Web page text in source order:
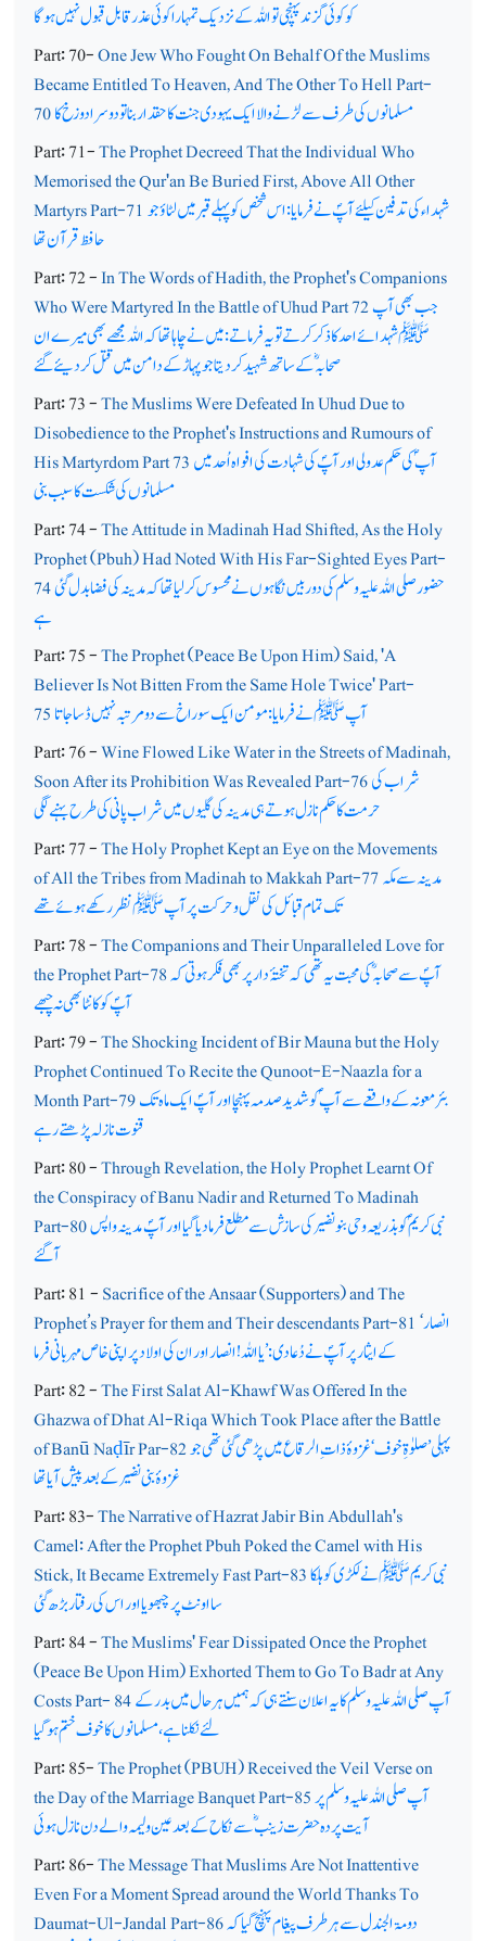
کو کوئی گزند پہنچی تو اللہ کے نزدیک تمہارا کوئی عذر قابل قبول نہیں ہوگا
Part: 70-One Jew Who Fought On Behalf Of the Muslims
Became Entitled To Heaven, And The Other To Hell Part-
70مسلمانوں کی طرف سےلڑنے والا ایک یہودی جنت کا حقدار بنا تو دوسرا دوزخ کا
Part: 71-The Prophet Decreed That the Individual Who
Memorised the Qur'an Be Buried First, Above All Other
Martyrs Part-71شہداء کی تدفین کیلئے آپؐ نے فرمایا: اس شخص کو پہلے قبر میں لٹاؤ جو
حافظ قرآن تھا
Part: 72 -In The Words of Hadith, the Prophet's Companions
Who Were Martyred In the Battle of Uhud Part 72جب بھی آپ
ﷺ شہدائے احد کا ذکر کرتے تو یہ فرماتے: میں نے چاہا تھا کہ اللہ مجھے بھی میرے ان
صحابہؓ کے ساتھ شہید کردیتا جو پہاڑ کے دامن میں قتل کردیئے گئے
Part: 73 -The Muslims Were Defeated In Uhud Due to
Disobedience to the Prophet's Instructions and Rumours of
His Martyrdom Part 73آپ ؐ کی حکم عدولی اور آپؐ کی شہادت کی افواہ اُحد میں
مسلمانوں کی شکست کا سبب بنی
Part: 74 -The Attitude in Madinah Had Shifted, As the Holy
Prophet (Pbuh) Had Noted With His Far-Sighted Eyes Part-
74حضور صلی اللہ علیہ وسلم کی دوربیں نگاہوں نے محسوس کرلیا تھا کہ مدینہ کی فضا بدل گئی
ہے
Part: 75 -The Prophet (Peace Be Upon Him) Said, 'A
Believer Is Not Bitten From the Same Hole Twice' Part-
75آپﷺ نے فرمایا: مومن ایک سوراخ سے دو مرتبہ نہیں ڈسا جاتا
Part: 76 -Wine Flowed Like Water in the Streets of Madinah,
Soon After its Prohibition Was Revealed Part-76شراب کی
حرمت کا حکم نازل ہوتے ہی مدینہ کی گلیوں میں شراب پانی کی طرح بہنے لگی
Part: 77 -The Holy Prophet Kept an Eye on the Movements
of All the Tribes from Madinah to Makkah Part-77مدینہ سے مکہ
تک تمام قبائل کی نقل وحرکت پرآپ ﷺ نظر رکھے ہوئے تھے
Part: 78 -The Companions and Their Unparalleled Love for
the Prophet Part-78آپؐ سے صحابہؓ کی محبت یہ تھی کہ تختۂ دار پر بھی فکر ہوتی کہ
آپؐ کو کانٹا بھی نہ چبھے
Part: 79 -The Shocking Incident of Bir Mauna but the Holy
Prophet Continued To Recite the Qunoot-E-Naazla for a
Month Part-79بئر معونہ کے واقعے سے آپ ؐ کو شدید صدمہ پہنچا اور آپؐ ایک ماہ تک
قنوت نازلہ پڑھتے رہے
Part: 80 -Through Revelation, the Holy Prophet Learnt Of
the Conspiracy of Banu Nadir and Returned To Madinah
Part-80نبی کریم ؐکو بذریعہ وحی بنونضیر کی سازش سے مطلع فرما دیا گیا اور آپؐ مدینہ واپس
آگئے
Part: 81 -Sacrifice of the Ansaar (Supporters) and The
Prophet’s Prayer for them and Their descendants Part-81 ‘انصار
کے ایثار پر آپؐ نے دُعا دی:’ یا اللہ! انصار اور ان کی اولاد پر اپنی خاص مہربانی فرما
Part: 82 -The First Salat Al-Khawf Was Offered In the
Ghazwa of Dhat Al-Riqa Which Took Place after the Battle
of Banū Naḍīr Par-82پہلی’ صلوٰۃِ خوف ‘ غزوۂ ذات ِ الرقاع میں پڑھی گئی تھی جو
غزوۂ بنی نضیر کے بعد پیش آیا تھا
Part: 83-The Narrative of Hazrat Jabir Bin Abdullah's
Camel: After the Prophet Pbuh Poked the Camel with His
Stick, It Became Extremely Fast Part-83نبی کریم ﷺنے لکڑی کو ہلکا
سا اونٹ پر چبھویا اور اس کی رفتار بڑھ گئی
Part: 84 -The Muslims' Fear Dissipated Once the Prophet
(Peace Be Upon Him) Exhorted Them to Go To Badr at Any
Costs Part- 84آپ صلی اللہ علیہ وسلم کا یہ اعلان سنتے ہی کہ ہمیں ہر حال میں بدر کے
لئے نکلنا ہے،مسلمانوں کا خوف ختم ہوگیا
Part: 85-The Prophet (PBUH) Received the Veil Verse on
the Day of the Marriage Banquet Part-85آپ صلی اللہ علیہ وسلم پر
آیت پردہ حضرت زینبؓ سے نکاح کے بعد عین ولیمہ والے دن نازل ہوئی
Part: 86-The Message That Muslims Are Not Inattentive
Even For a Moment Spread around the World Thanks To
Daumat-Ul-Jandal Part-86دومۃ الجندل سے ہر طرف پیغام پہنچ گیا کہ